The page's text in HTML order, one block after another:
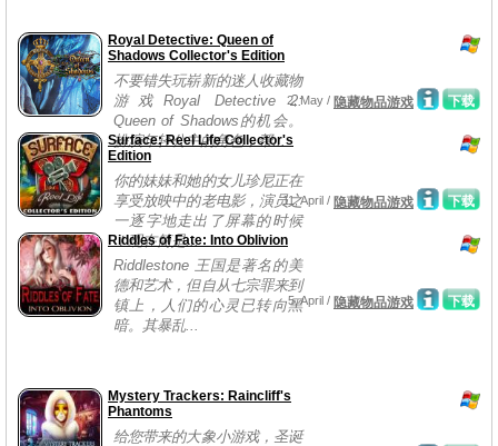
Royal Detective: Queen of
Shadows Collector's Edition
不要错失玩崭新的迷人收藏物
游戏Royal Detective 2:
Queen of Shadows的机会。
扮演年轻公主的角色，帮...
下载
2, May / 隐藏物品游戏
Surface: Reel Life Collector's
Edition
你的妹妹和她的女儿珍尼正在
享受放映中的老电影，演员之
一逐字地走出了屏幕的时候
！现在简是...
下载
11, April / 隐藏物品游戏
Riddles of Fate: Into Oblivion
Riddlestone 王国是著名的美
德和艺术，但自从七宗罪来到
镇上，人们的心灵已转向黑
暗。其暴乱...
下载
5, April / 隐藏物品游戏
Mystery Trackers: Raincliff's
Phantoms
给您带来的大象小游戏，圣诞